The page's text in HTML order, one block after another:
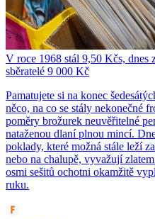
V roce 1968 stál 9,50 Kčs, dnes
sběratelé 9 000 Kč
Pamatujete si na konec
něco, na co se stály nekonečné
poměry brožurek neuvěřitelné
nataženou dlaní plnou mincí.
poklady, které možná stále leží
nebo na chalupě, vyvažují
osmi sešitů ochotni okamžitě
ruku.